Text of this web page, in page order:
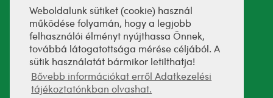
Weboldalunk sütiket (cookie) használ
működése folyamán, hogy a legjobb
felhasználói élményt nyújthassa Önnek,
továbbá látogatottsága mérése céljából. A
sütik használatát bármikor letilthatja!
Bővebb információkat erről Adatkezelési
tájékoztatónkban olvashat.